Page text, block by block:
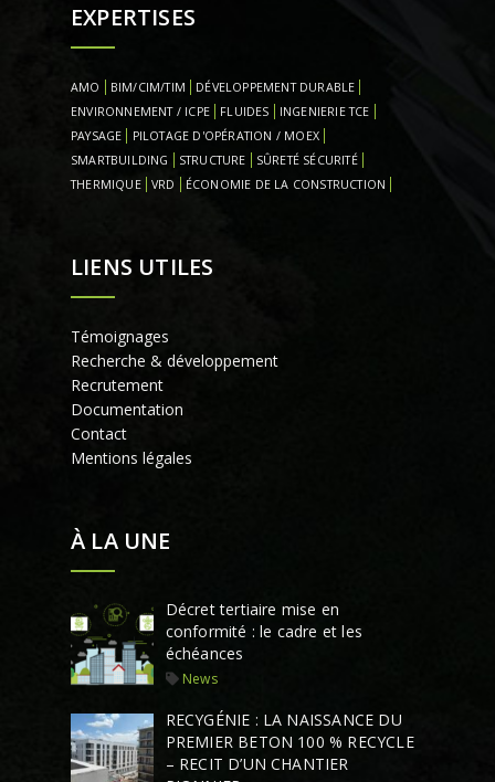
EXPERTISES
AMO BIM/CIM/TIM
DÉVELOPPEMENT DURABLE
ENVIRONNEMENT / ICPE
FLUIDES
INGENIERIE TCE
PAYSAGE
PILOTAGE D'OPÉRATION / MOEX
SMARTBUILDING
STRUCTURE
SÛRETÉ SÉCURITÉ
THERMIQUE
VRD ÉCONOMIE DE LA CONSTRUCTION
LIENS UTILES
Témoignages
Recherche & développement
Recrutement
Documentation
Contact
Mentions légales
À LA UNE
Décret tertiaire mise en
conformité : le cadre et les
échéances
News
RECYGÉNIE : LA NAISSANCE DU
PREMIER BETON 100 % RECYCLE
– RECIT D’UN CHANTIER